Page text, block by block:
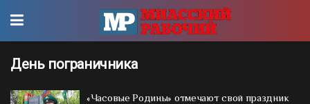
День пограничника
«Часовые Родины» отмечают свой праздник